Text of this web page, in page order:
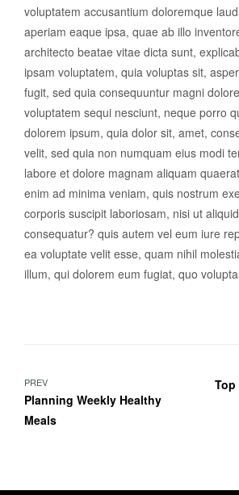
voluptatem accusantium doloremque
aperiam eaque ipsa, quae ab illo
architecto beatae vitae dicta sunt,
ipsam voluptatem, quia voluptas sit,
fugit, sed quia consequuntur magni
voluptatem sequi nesciunt, neque porro
dolorem ipsum, quia dolor sit, amet,
velit, sed quia non numquam eius modi
labore et dolore magnam aliquam
enim ad minima veniam, quis nostrum
corporis suscipit laboriosam, nisi ut
consequatur? quis autem vel eum iure
ea voluptate velit esse, quam nihil
illum, qui dolorem eum fugiat, quo
Navigation
de
PREV
Planning Weekly Healthy
Meals